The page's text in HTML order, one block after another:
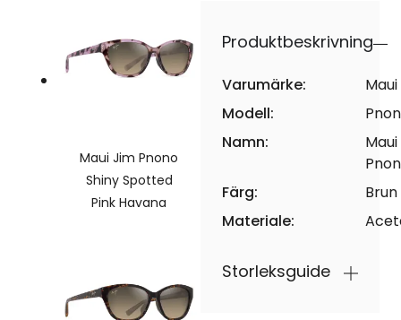
Maui Jim Pnono
Shiny Spotted
Pink Havana
Produktbeskrivning
Varumärke:
Modell:
Namn:
Färg:
Brun
Materiale:
Storleksguide